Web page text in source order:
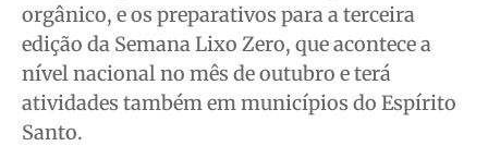
Anuncie
Privacidade
Anuncie
Privacidade
Anuncie
Privacidade
Anuncie
Privacidade
orgânico, e os preparativos para a terceira
edição da Semana Lixo Zero, que acontece a
nível nacional no mês de outubro e terá
atividades também em municípios do Espírito
Santo.